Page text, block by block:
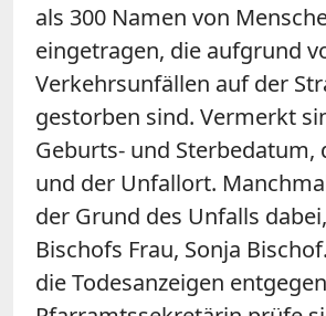
als 300 Namen von
eingetragen, die aufgrund
Verkehrsunfällen auf der
gestorben sind. Vermerkt
Geburts- und Sterbedatum,
und der Unfallort.
der Grund des Unfalls
Bischofs Frau, Sonja
die Todesanzeigen